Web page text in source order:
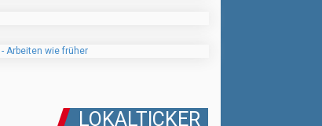
LOKALTICKER